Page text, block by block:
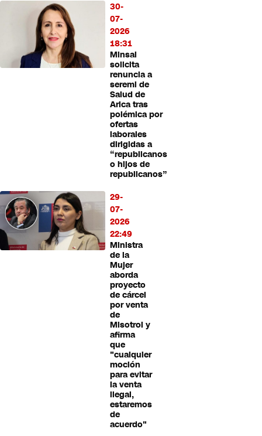
30-
07-
2026
18:31
Minsal
solicita
renuncia a
seremi de
Salud de
Arica tras
polémica por
ofertas
laborales
dirigidas a
“republicanos
o hijos de
republicanos”
29-
07-
2026
22:49
Ministra
de la
Mujer
aborda
proyecto
de cárcel
por venta
de
Misotrol y
afirma
que
"cualquier
moción
para evitar
la venta
ilegal,
estaremos
de
acuerdo"